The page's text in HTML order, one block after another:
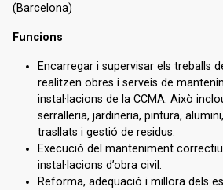
(Barcelona)
Funcions
Encarregar i supervisar els treballs
realitzen obres i serveis de
instal·lacions de la CCMA. Això
serralleria, jardineria, pintura,
trasllats i gestió de residus.
Execució del manteniment
instal·lacions d’obra civil.
Reforma, adequació i millora dels